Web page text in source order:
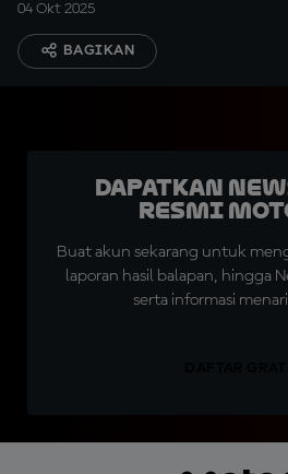
04 Okt 2025
BAGIKAN
Dapatkan
Resmi
Buat akun sekarang untuk
laporan hasil balapan, hingga
serta informasi